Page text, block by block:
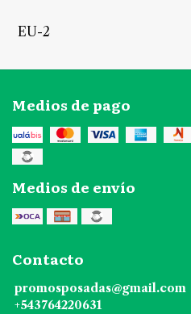
EU-2
Medios de pago
Medios de envío
Contacto
promosposadas@gmail.com
+543764220631